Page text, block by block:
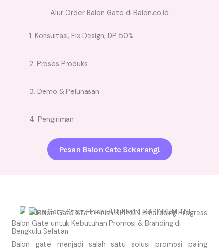
Alur Order Balon Gate di Balon.co.id
1. Konsultasi, Fix Design, DP 50%
2. Proses Produksi
3. Demo & Pelunasan
4. Pengiriman
Pesan Balon Gate Sekarang!
Balon Gate untuk Kebutuhan Promosi & Branding di
Bengkulu Selatan
Balon gate menjadi salah satu solusi promosi paling